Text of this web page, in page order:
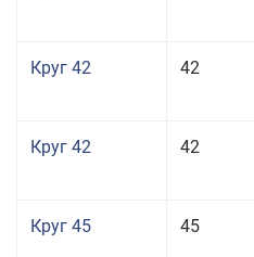
Круг 42 42
Круг 42 42
Круг 45 45